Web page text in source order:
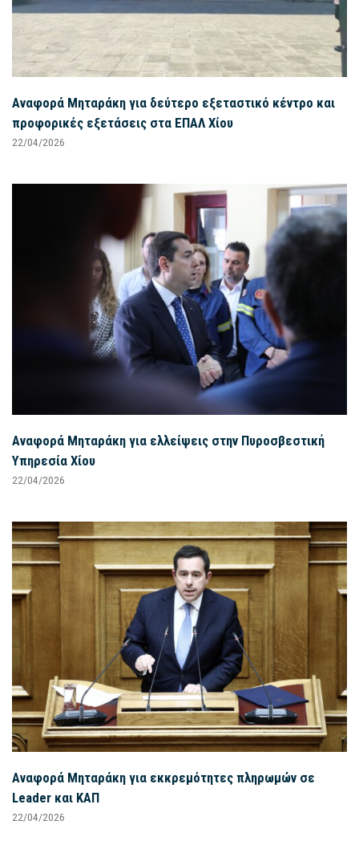
Αναφορά Μηταράκη για δεύτερο εξεταστικό κέντρο και
προφορικές εξετάσεις στα ΕΠΑΛ Χίου
22/04/2026
Αναφορά Μηταράκη για ελλείψεις στην Πυροσβεστική
Υπηρεσία Χίου
22/04/2026
Αναφορά Μηταράκη για εκκρεμότητες πληρωμών σε
Leader και ΚΑΠ
22/04/2026